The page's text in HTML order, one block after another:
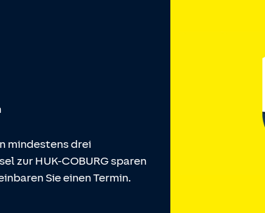
mindestens drei
zur HUK-COBURG sparen
Sie einen Termin.